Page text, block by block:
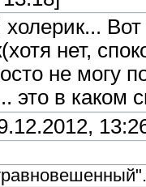
нет,
не могу
это в каком